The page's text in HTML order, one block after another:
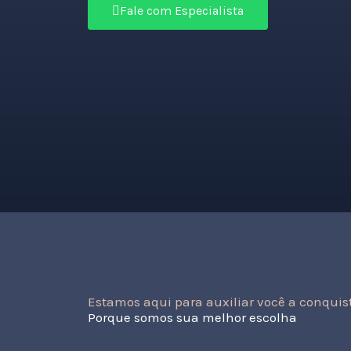
Fale com Especialista
Estamos aqui para auxiliar você a
Porque somos sua melhor escolha